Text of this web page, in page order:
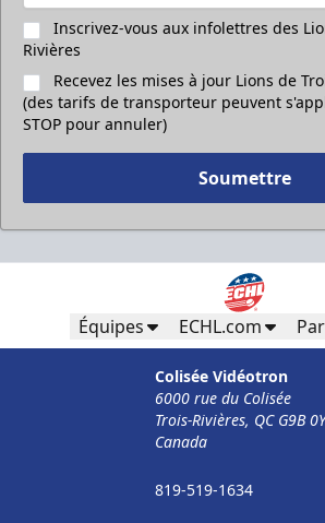
Inscrivez-vous aux infolettres des
Rivières
Recevez les mises à jour Lions de
(des tarifs de transporteur peuvent
STOP pour annuler)
Soumettre
Équipes ECHL.com
Colisée Vidéotron
6000 rue du Colisée
Trois-Rivières, QC G9B
Canada
819-519-1634